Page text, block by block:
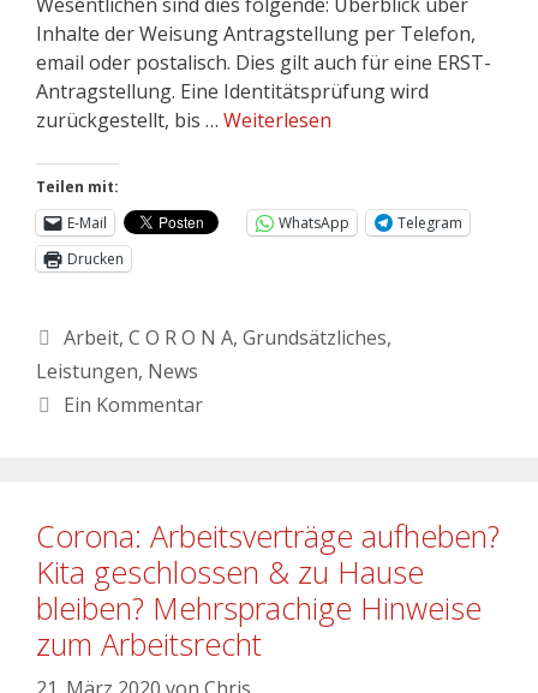
Inhalte der Weisung Antragstellung per Telefon,
email oder postalisch. Dies gilt auch für eine ERST-
Antragstellung. Eine Identitätsprüfung wird
zurückgestellt, bis … Weiterlesen
Teilen mit:
E-Mail
WhatsApp
Telegram
Drucken
Arbeit, C O R O N A, Grundsätzliches,
Leistungen, News
Ein Kommentar
Corona: Arbeitsverträge aufheben?
Kita geschlossen & zu Hause
bleiben? Mehrsprachige Hinweise
zum Arbeitsrecht